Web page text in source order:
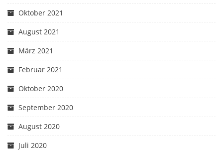
Oktober 2021
August 2021
März 2021
Februar 2021
Oktober 2020
September 2020
August 2020
Juli 2020